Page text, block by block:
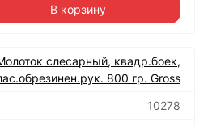
В корзину
слесарный, квадр.боек,
800 гр. Gross
10278